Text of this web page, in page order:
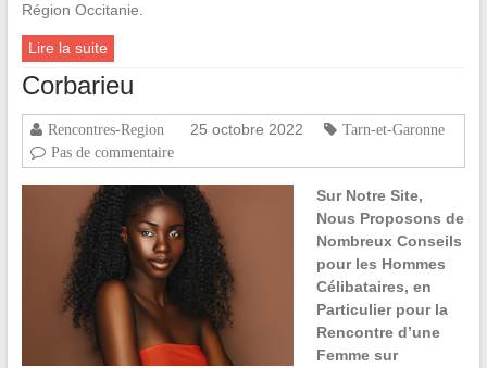
Région Occitanie.
Lire la suite
Corbarieu
Rencontres-Region 25 octobre 2022
Tarn-et-Garonne
Pas de commentaire
Sur Notre Site,
Nous Proposons de
Nombreux Conseils
pour les Hommes
Célibataires, en
Particulier pour la
Rencontre d’une
Femme sur